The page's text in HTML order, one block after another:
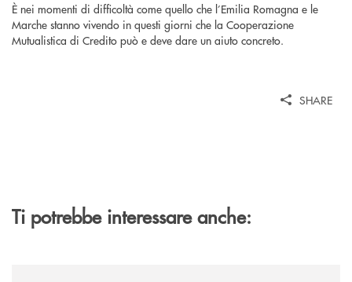
È nei momenti di difficoltà come quello che l’Emilia Romagna e le
Marche stanno vivendo in questi giorni che la Cooperazione
Mutualistica di Credito può e deve dare un aiuto concreto.
SHARE
Ti potrebbe interessare anche: